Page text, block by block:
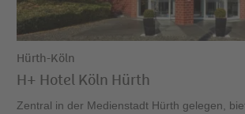
Hürth-Köln
H+ Hotel Köln Hürth
Zentral in der Medienstadt Hürth gelegen,